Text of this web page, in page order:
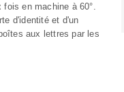
en machine à 60°.
d'identité et d'un
aux lettres par les